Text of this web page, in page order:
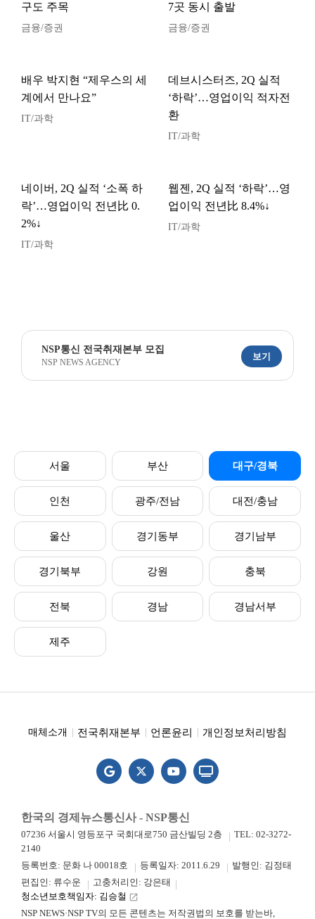
구도 주목
금융/증권
7곳 동시 출발
금융/증권
배우 박지현 “제우스의 세
계에서 만나요”
IT/과학
데브시스터즈, 2Q 실적
‘하락’…영업이익 적자전
환
IT/과학
네이버, 2Q 실적 ‘소폭 하
락’…영업이익 전년比 0.
2%↓
IT/과학
웹젠, 2Q 실적 ‘하락’…영
업이익 전년比 8.4%↓
IT/과학
NSP통신 전국취재본부 모집
NSP NEWS AGENCY
보기
서울 부산 대구/경북
인천 광주/전남 대전/충남
울산 경기동부 경기남부
경기북부 강원 충북
전북 경남 경남서부
제주
매체소개 전국취재본부 언론윤리 개인정보처리방침
한국의 경제뉴스통신사 - NSP통신
07236 서울시 영등포구 국회대로750 금산빌딩 2층
TEL: 02-3272-
2140
등록번호: 문화 나 00018호
등록일자: 2011.6.29
발행인: 김정태
편집인: 류수운
고충처리인: 강은태
청소년보호책임자: 김승철 launch
NSP NEWS·NSP TV의 모든 콘텐츠는 저작권법의 보호를 받는바,